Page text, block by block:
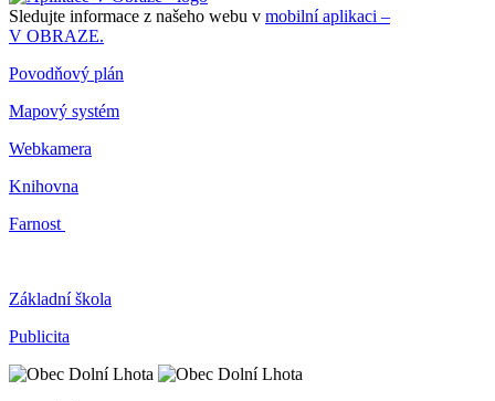
Sledujte informace z našeho webu v mobilní aplikaci –
V OBRAZE.
Povodňový plán
Mapový systém
Webkamera
Knihovna
Farnost
Základní škola
Publicita